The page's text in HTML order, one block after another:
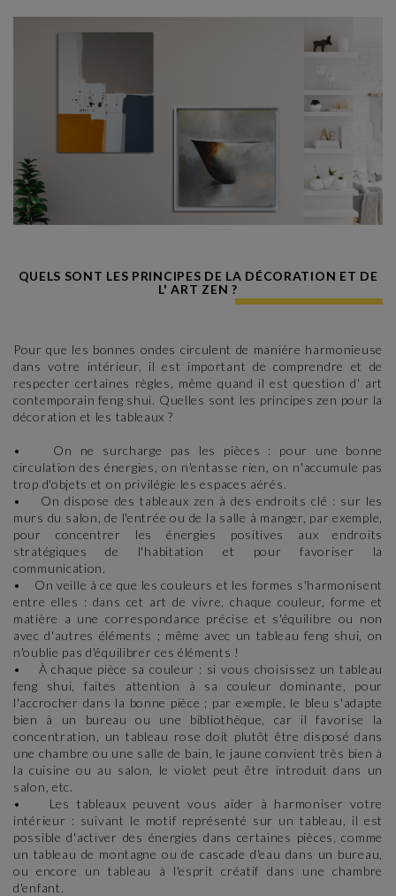
QUELS SONT LES PRINCIPES DE LA DÉCORATION ET DE
L' ART ZEN ?
Pour que les bonnes ondes circulent de manière harmonieuse
dans votre intérieur, il est important de comprendre et de
respecter certaines règles, même quand il est question d' art
contemporain feng shui. Quelles sont les principes zen pour la
décoration et les tableaux ?
• On ne surcharge pas les pièces : pour une bonne
circulation des énergies, on n'entasse rien, on n'accumule pas
trop d'objets et on privilégie les espaces aérés.
• On dispose des tableaux zen à des endroits clé : sur les
murs du salon, de l'entrée ou de la salle à manger, par exemple,
pour concentrer les énergies positives aux endroits
stratégiques de l'habitation et pour favoriser la
communication.
• On veille à ce que les couleurs et les formes s'harmonisent
entre elles : dans cet art de vivre, chaque couleur, forme et
matière a une correspondance précise et s'équilibre ou non
avec d'autres éléments ; même avec un tableau feng shui, on
n'oublie pas d'équilibrer ces éléments !
• À chaque pièce sa couleur : si vous choisissez un tableau
feng shui, faites attention à sa couleur dominante, pour
l'accrocher dans la bonne pièce ; par exemple, le bleu s'adapte
bien à un bureau ou une bibliothèque, car il favorise la
concentration, un tableau rose doit plutôt être disposé dans
une chambre ou une salle de bain, le jaune convient très bien à
la cuisine ou au salon, le violet peut être introduit dans un
salon, etc.
• Les tableaux peuvent vous aider à harmoniser votre
intérieur : suivant le motif représenté sur un tableau, il est
possible d'activer des énergies dans certaines pièces, comme
un tableau de montagne ou de cascade d'eau dans un bureau,
ou encore un tableau à l'esprit créatif dans une chambre
d'enfant.